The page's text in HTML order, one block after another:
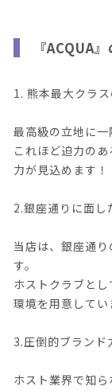
『ACQUA
1. 熊本最大クラ
最高級の立地に
これほど迫力の
力が見込めます！
2.銀座通りに面し
当店は、銀座通
す。
ホストクラブと
環境を用意してい
3.圧倒的ブランド
ホスト業界で知ら